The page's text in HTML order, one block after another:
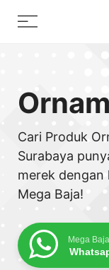
Menu
Cari Produk
Surabaya
merek dengan
Mega Baja!
Mega